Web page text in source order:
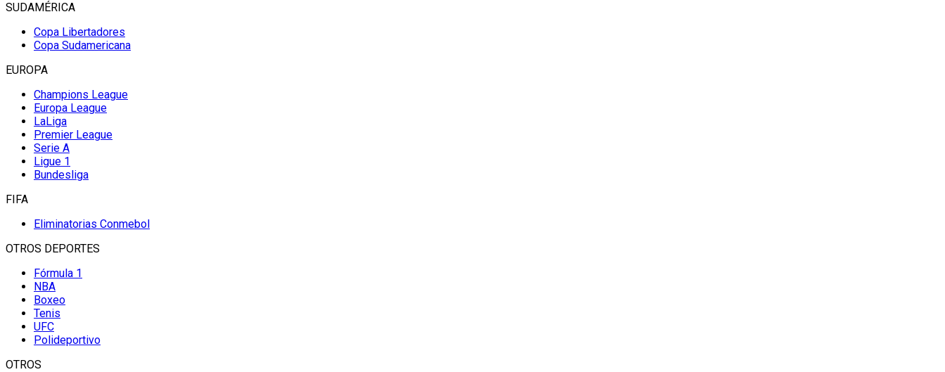
SUDAMÉRICA
Copa Libertadores
Copa Sudamericana
EUROPA
Champions League
Europa League
LaLiga
Premier League
Serie A
Ligue 1
Bundesliga
FIFA
Eliminatorias Conmebol
OTROS DEPORTES
Fórmula 1
NBA
Boxeo
Tenis
UFC
Polideportivo
OTROS